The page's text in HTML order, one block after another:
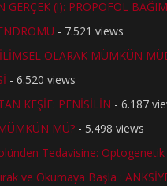
GERÇEK (!): PROPOFOL
- 7.521 views
OLARAK MÜMKÜN
- 6.520 views
KEŞİF: PENİSİLİN - 6.187
MÜ? - 5.498 views
Tedavisine: Optogenetik
ve Okumaya Başla :